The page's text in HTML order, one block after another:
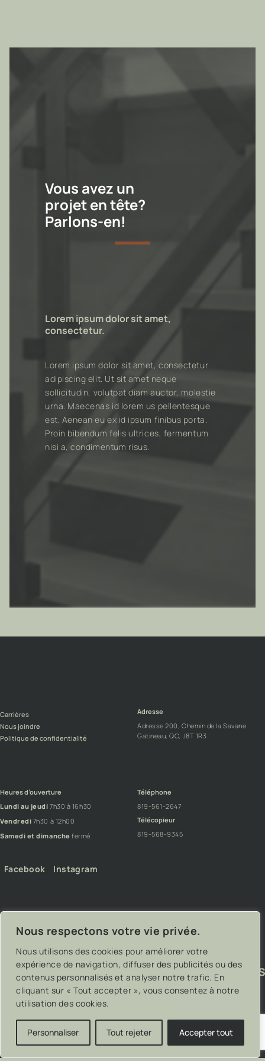
Nous respectons votre vie privée.
Nous utilisons des cookies pour améliorer votre
expérience de navigation, diffuser des publicités ou des
contenus personnalisés et analyser notre trafic. En
cliquant sur « Tout accepter », vous consentez à notre
utilisation des cookies.
Personnaliser Tout rejeter Accepter tout
Vous avez un
projet en tête?
Parlons-en!
Lorem ipsum dolor sit amet,
consectetur.
Lorem ipsum dolor sit amet, consectetur
adipiscing elit. Ut sit amet neque
sollicitudin, volutpat diam auctor, molestie
urna. Maecenas id lorem us pellentesque
est. Aenean eu ex id ipsum finibus porta.
Proin bibendum felis ultrices, fermentum
nisi a, condimentum risus.
Carrières
Nous joindre
Politique de confidentialité
Adresse
Adresse 200, Chemin de la Savane
Gatineau, QC, J8T 1R3
Heures d’ouverture
Lundi au jeudi 7h30 à 16h30
Vendredi 7h30 à 12h00
Samedi et dimanche fermé
Téléphone
819-561-2647
Télécopieur
819-568-9345
Facebook Instagram